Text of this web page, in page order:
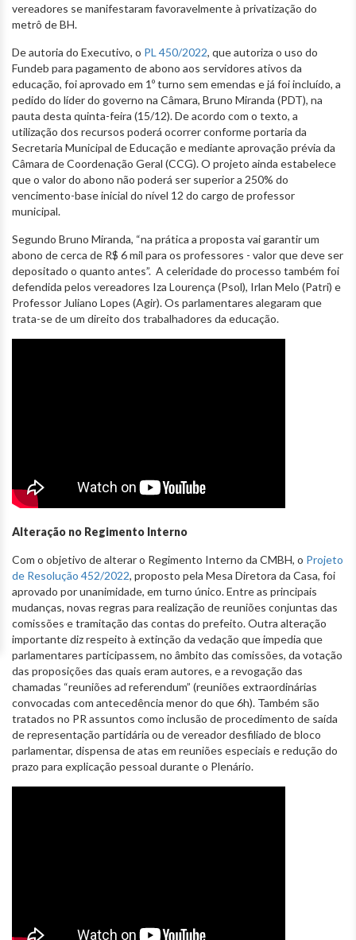
vereadores se manifestaram favoravelmente à privatização do
metrô de BH.
De autoria do Executivo, o PL 450/2022, que autoriza o uso do
Fundeb para pagamento de abono aos servidores ativos da
educação, foi aprovado em 1º turno sem emendas e já foi incluído, a
pedido do líder do governo na Câmara, Bruno Miranda (PDT), na
pauta desta quinta-feira (15/12). De acordo com o texto, a
utilização dos recursos poderá ocorrer conforme portaria da
Secretaria Municipal de Educação e mediante aprovação prévia da
Câmara de Coordenação Geral (CCG). O projeto ainda estabelece
que o valor do abono não poderá ser superior a 250% do
vencimento-base inicial do nível 12 do cargo de professor
municipal.
Segundo Bruno Miranda, “na prática a proposta vai garantir um
abono de cerca de R$ 6 mil para os professores - valor que deve ser
depositado o quanto antes”. A celeridade do processo também foi
defendida pelos vereadores Iza Lourença (Psol), Irlan Melo (Patri) e
Professor Juliano Lopes (Agir). Os parlamentares alegaram que
trata-se de um direito dos trabalhadores da educação.
Alteração no Regimento Interno
Com o objetivo de alterar o Regimento Interno da CMBH, o Projeto
de Resolução 452/2022, proposto pela Mesa Diretora da Casa, foi
aprovado por unanimidade, em turno único. Entre as principais
mudanças, novas regras para realização de reuniões conjuntas das
comissões e tramitação das contas do prefeito. Outra alteração
importante diz respeito à extinção da vedação que impedia que
parlamentares participassem, no âmbito das comissões, da votação
das proposições das quais eram autores, e a revogação das
chamadas “reuniões ad referendum” (reuniões extraordinárias
convocadas com antecedência menor do que 6h). Também são
tratados no PR assuntos como inclusão de procedimento de saída
de representação partidária ou de vereador desfiliado de bloco
parlamentar, dispensa de atas em reuniões especiais e redução do
prazo para explicação pessoal durante o Plenário.